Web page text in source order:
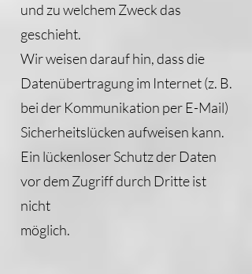
und zu welchem Zweck das
geschieht.
Wir weisen darauf hin, dass die
Datenübertragung im Internet (z. B.
bei der Kommunikation per E-Mail)
Sicherheitslücken aufweisen kann.
Ein lückenloser Schutz der Daten
vor dem Zugriff durch Dritte ist
nicht
möglich.